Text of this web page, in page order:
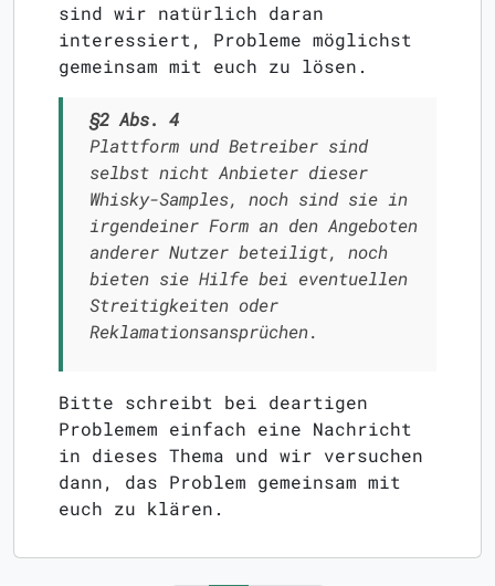
sind wir natürlich daran
interessiert, Probleme möglichst
gemeinsam mit euch zu lösen.
§2 Abs. 4
Plattform und Betreiber sind
selbst nicht Anbieter dieser
Whisky-Samples, noch sind sie in
irgendeiner Form an den Angeboten
anderer Nutzer beteiligt, noch
bieten sie Hilfe bei eventuellen
Streitigkeiten oder
Reklamationsansprüchen.
Bitte schreibt bei deartigen
Problemem einfach eine Nachricht
in dieses Thema und wir versuchen
dann, das Problem gemeinsam mit
euch zu klären.